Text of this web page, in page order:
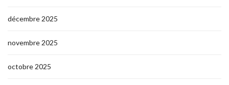
décembre 2025
novembre 2025
octobre 2025